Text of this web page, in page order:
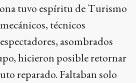
tuvo espíritu de Turismo
técnicos
asombrados
hicieron posible retornar
reparado. Faltaban solo